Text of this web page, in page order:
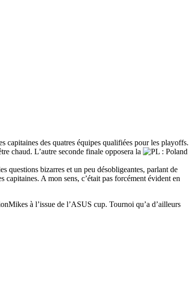
capitaines des quatres équipes qualifiées pour les playoffs.
chaud. L’autre seconde finale opposera la
questions bizarres et un peu désobligeantes, parlant de
capitaines. A mon sens, c’était pas forcément évident en
Mikes à l’issue de l’ASUS cup. Tournoi qu’a d’ailleurs